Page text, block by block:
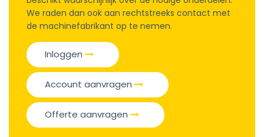
We raden dan ook aan rechtstreeks contact met
de machinefabrikant op te nemen.
Inloggen
Account aanvragen
Offerte aanvragen